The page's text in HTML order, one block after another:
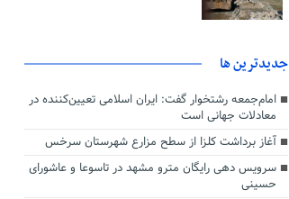
جديدترين ها
امام‌جمعه رشتخوار گفت: ایران اسلامی تعیین‌کننده در
معادلات جهانی است
آغاز برداشت کلزا از سطح مزارع شهرستان سرخس
سرویس دهی رایگان مترو مشهد در تاسوعا و عاشورای
حسینی